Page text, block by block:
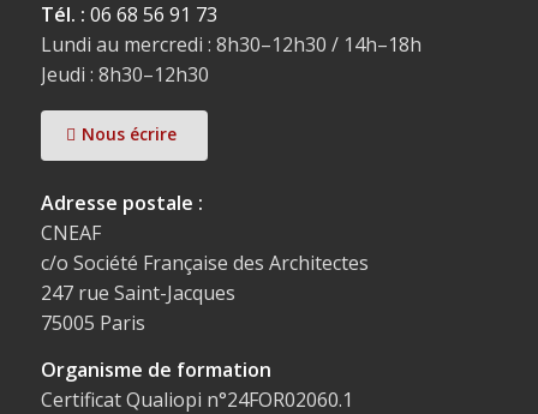
Tél. : 06 68 56 91 73
Lundi au mercredi : 8h30–12h30 / 14h–18h
Jeudi : 8h30–12h30
Nous écrire
Adresse postale :
CNEAF
c/o Société Française des Architectes
247 rue Saint-Jacques
75005 Paris
Organisme de formation
Certificat Qualiopi n°24FOR02060.1